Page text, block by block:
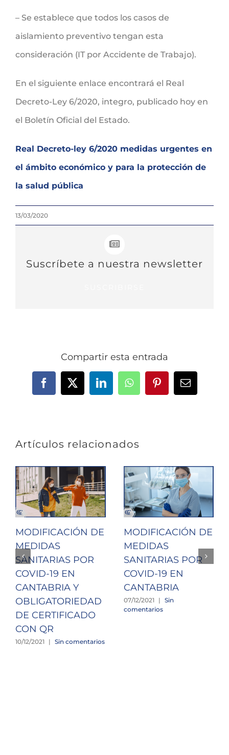
– Se establece que todos los casos de
aislamiento preventivo tengan esta
consideración (IT por Accidente de Trabajo).
En el siguiente enlace encontrará el Real
Decreto-Ley 6/2020, integro, publicado hoy en
el Boletín Oficial del Estado.
Real Decreto-ley 6/2020 medidas urgentes en
el ámbito económico y para la protección de
la salud pública
13/03/2020
Suscríbete a nuestra newsletter
Compartir esta entrada
Facebook
X LinkedInWhatsAppPinterestCorreo
Artículos relacionados
MODIFICACIÓN DE
MEDIDAS
SANITARIAS POR
COVID-19 EN
CANTABRIA Y
OBLIGATORIEDAD
DE CERTIFICADO
CON QR
10/12/2021 | Sin comentarios
MODIFICACIÓN DE
MEDIDAS
SANITARIAS POR
COVID-19 EN
CANTABRIA
07/12/2021 | Sin
comentarios